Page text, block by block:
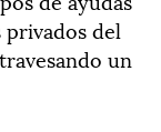
del
un